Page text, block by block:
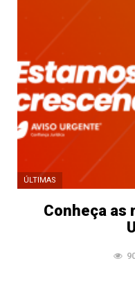
ÚLTIMAS
Conheça as